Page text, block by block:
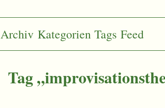
Archiv Kategorien Tags Feed
Tag